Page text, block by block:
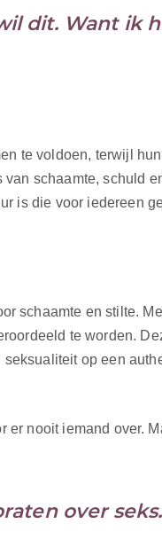
dit. Want ik
te voldoen, terwijl
schaamte, schuld
is die voor iedereen
schaamte en stilte.
te worden.
op een
nooit iemand over.
over